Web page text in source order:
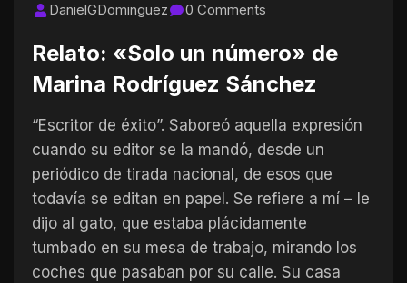
DanielGDominguez 0 Comments
Relato: «Solo un número» de
Marina Rodríguez Sánchez
“Escritor de éxito”. Saboreó aquella expresión
cuando su editor se la mandó, desde un
periódico de tirada nacional, de esos que
todavía se editan en papel. Se refiere a mí – le
dijo al gato, que estaba plácidamente
tumbado en su mesa de trabajo, mirando los
coches que pasaban por su calle. Su casa